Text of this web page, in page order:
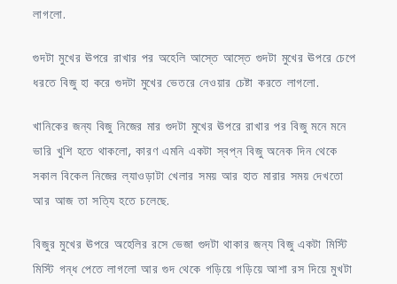
লাগলো.
গুদটা মুখের ঊপরে রাখার পর অহেলি আস্তে আস্তে গুদটা মুখের ঊপরে চেপে
ধরতে বিজু হা করে গুদটা মুখের ভেতরে নেওয়ার চেষ্টা করতে লাগলো.
খানিকের জন্য বিজু নিজের মার গুদটা মুখের ঊপরে রাখার পর বিজু মনে মনে
ভারি খুশি হতে থাকলো, কারণ এমনি একটা স্বপ্ন বিজু অনেক দিন থেকে
সকাল বিকেল নিজের ল্যাওড়াটা খেলার সময় আর হাত মারার সময় দেখতো
আর আজ তা সত্যি হতে চলেছে.
বিজুর মুখের ঊপরে অহেলির রসে ভেজা গুদটা থাকার জন্য বিজু একটা মিস্টি
মিস্টি গন্ধ পেতে লাগলো আর গুদ থেকে গড়িয়ে গড়িয়ে আশা রস দিয়ে মুখটা